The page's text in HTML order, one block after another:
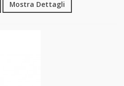
Mostra Dettagli